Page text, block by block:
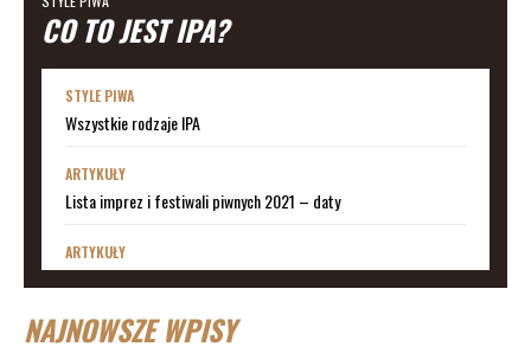
CO TO JEST IPA?
STYLE PIWA
Wszystkie rodzaje IPA
ARTYKUŁY
Lista imprez i festiwali piwnych 2021 – daty
ARTYKUŁY
ARTYKUŁY
NAJNOWSZE WPISY